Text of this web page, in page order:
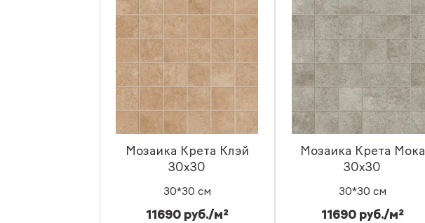
Мозаика Крета Клэй
30x30
30*30 см
11690 руб./м²
Мозаика Крета Мока
30x30
30*30 см
11690 руб./м²